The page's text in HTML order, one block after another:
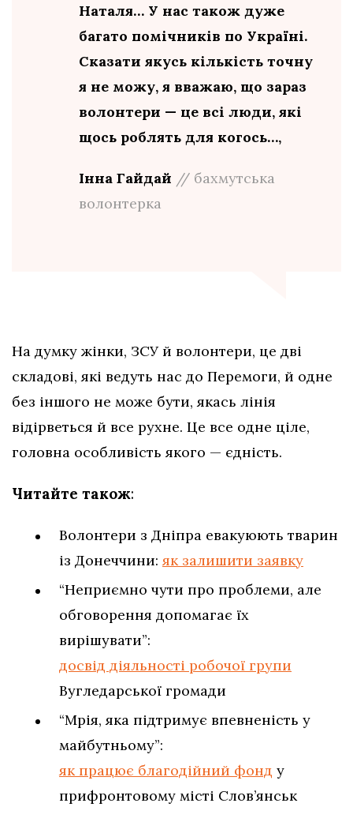
Наталя… У нас також дуже
багато помічників по Україні.
Сказати якусь кількість точну
я не можу, я вважаю, що зараз
волонтери — це всі люди, які
щось роблять для когось…,
Інна Гайдай // бахмутська
волонтерка
На думку жінки, ЗСУ й волонтери, це дві
складові, які ведуть нас до Перемоги, й одне
без іншого не може бути, якась лінія
відірветься й все рухне. Це все одне ціле,
головна особливість якого — єдність.
Читайте також:
Волонтери з Дніпра евакуюють тварин
із Донеччини: як залишити заявку
“Неприємно чути про проблеми, але
обговорення допомагає їх
вирішувати”:
досвід діяльності робочої групи
Вугледарської громади
“Мрія, яка підтримує впевненість у
майбутньому”:
як працює благодійний фонд у
прифронтовому місті Слов’янськ